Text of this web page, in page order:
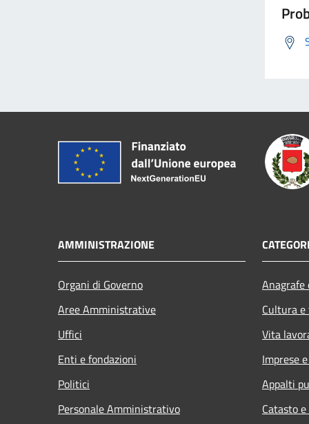
AMMINISTRAZIONE
Organi di Governo
Aree Amministrative
Uffici
Enti e fondazioni
Politici
Personale Amministrativo
Cultura
Vita
Imprese
Appalti
Catasto